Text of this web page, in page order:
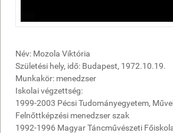
Név: Mozola Viktória
Születési hely, idő: Budapest, 1972.10.19.
Munkakör: menedzser
Iskolai végzettség:
1999-2003 Pécsi Tudományegyetem,
Felnőttképzési menedzser szak
1992-1996 Magyar Táncművészeti